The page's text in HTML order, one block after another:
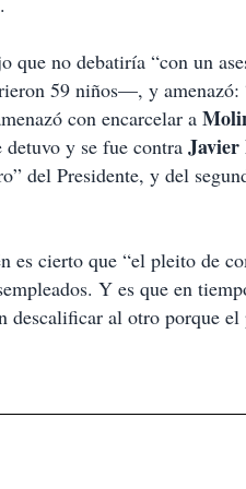
que no debatiría “con un
59 niños—, y amenazó:
con encarcelar a
detuvo y se fue contra Javier
del Presidente, y del
es cierto que “el pleito de
Y es que en
al otro porque